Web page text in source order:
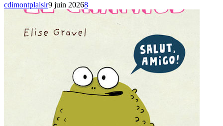
cdimontplaisir9 juin 20268